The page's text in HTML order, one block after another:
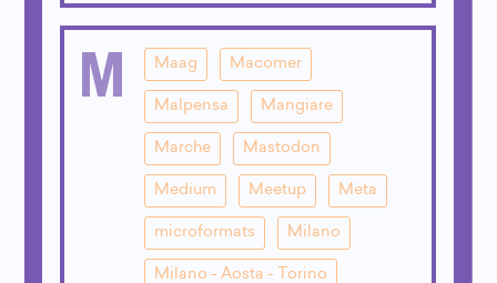
M Maag Macomer
Malpensa Mangiare
Marche Mastodon
Medium Meetup Meta
microformats Milano
Milano - Aosta - Torino